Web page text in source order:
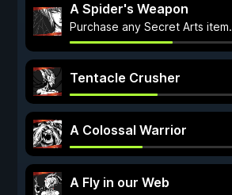
A Spider's Weapon
Purchase any Secret Arts item.
Tentacle Crusher
A Colossal Warrior
A Fly in our Web